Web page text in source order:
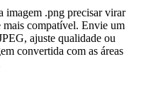
imagem .png precisar virar
compatível. Envie um
ajuste qualidade ou
convertida com as áreas